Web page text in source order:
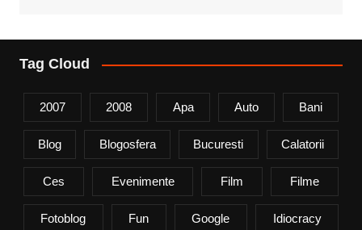
Tag Cloud
2007 2008 Apa Auto Bani
Blog Blogosfera Bucuresti Calatorii
Ces Evenimente Film Filme
Fotoblog Fun Google Idiocracy